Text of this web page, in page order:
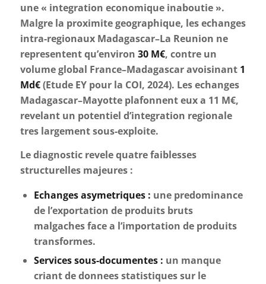
une « integration economique inaboutie ».
Malgre la proximite geographique, les echanges
intra-regionaux Madagascar–La Reunion ne
representent qu’environ 30 M€, contre un
volume global France–Madagascar avoisinant 1
Md€(Etude EY pour la COI, 2024). Les echanges
Madagascar–Mayotte plafonnent eux a 11 M€,
revelant un potentiel d’integration regionale
tres largement sous-exploite.
Le diagnostic revele quatre faiblesses
structurelles majeures :
Echanges asymetriques : une predominance
de l’exportation de produits bruts
malgaches face a l’importation de produits
transformes.
Services sous-documentes : un manque
criant de donnees statistiques sur le